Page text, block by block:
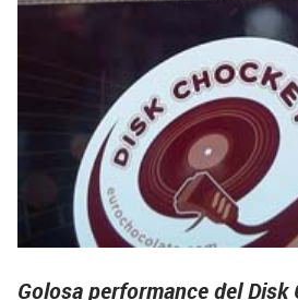
Golosa performance del Disk